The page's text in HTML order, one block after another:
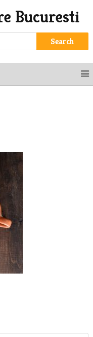
Bucuresti
Search